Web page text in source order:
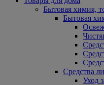
Бытовая химия,
Бытовая
Средства
Уход